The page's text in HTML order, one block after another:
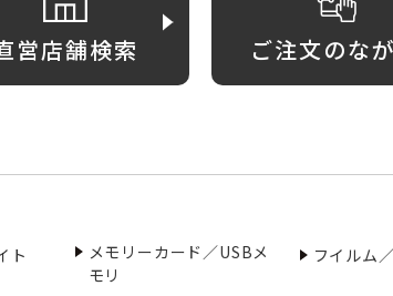
営店舗検索 ご注文のな
ト
メモリーカード／USBメ
モリ
フイルム